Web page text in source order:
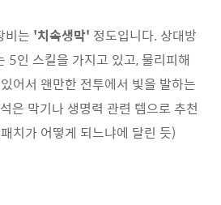
비는 '치속생막' 정도입니다. 상대방
5인 스킬을 가지고 있고, 물리피해
어서 왠만한 전투에서 빛을 발하는
은 막기나 생명력 관련 템으로 추천
치가 어떻게 되느냐에 달린 듯)